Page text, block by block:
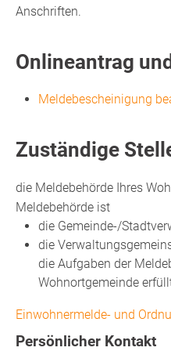
Anschriften.
Onlineantrag
Meldebescheinigung
Zuständige
die Meldebehörde Ihres
Meldebehörde ist
die Gemeinde-/
die
die Aufgaben der
Wohnortgemeinde
Einwohnermelde- und
Persönlicher Kontakt